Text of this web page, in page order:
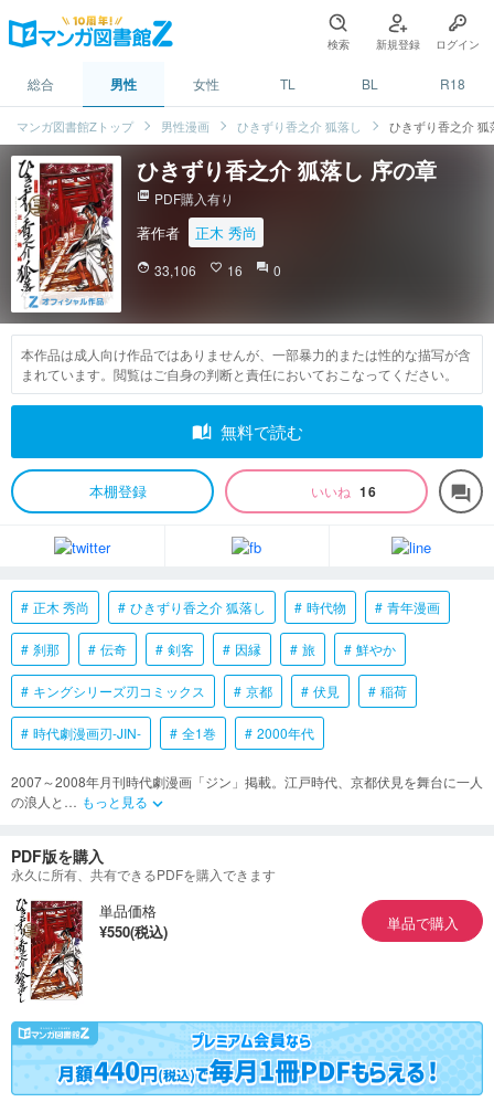
検索 新規登録 ログイン
総合 男性 女性 TL BL R18
マンガ図書館Zトップ 男性漫画 ひきずり香之介 狐落し ひきずり香之介 狐
ひきずり香之介 狐落し 序の章
picture_as_pdf PDF購入有り
著作者 正木 秀尚
face 33,106 favorite_border 16 question_answer 0
本作品は成人向け作品ではありませんが、一部暴力的または性的な描写が含
まれています。閲覧はご自身の判断と責任においておこなってください。
auto_stories 無料で読む
本棚登録 いいね 16 forum
正木 秀尚 ひきずり香之介 狐落し 時代物 青年漫画
刹那 伝奇 剣客 因縁 旅 鮮やか
キングシリーズ刃コミックス 京都 伏見 稲荷
時代劇漫画刃-JIN- 全1巻 2000年代
2007～2008年月刊時代劇漫画「ジン」掲載。江戸時代、京都伏見を舞台に一人
の浪人と … もっと見る keyboard_arrow_down
PDF版を購入
永久に所有、共有できるPDFを購入できます
単品価格
¥550(税込)
単品で購入